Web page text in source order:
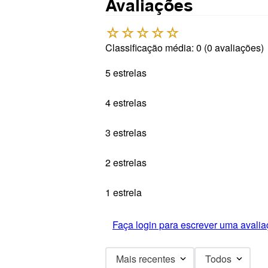
Avaliações
☆☆☆☆☆
Classificação média: 0 (0 avaliações)
5 estrelas
4 estrelas
3 estrelas
2 estrelas
1 estrela
Faça login para escrever uma
Mais recentes Todos